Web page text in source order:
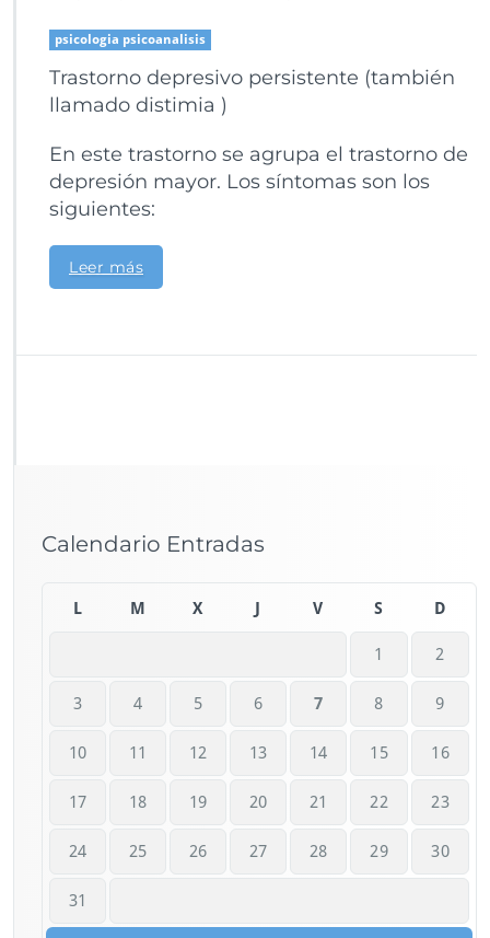
psicologia psicoanalisis
Trastorno depresivo persistente (también
llamado distimia )
En este trastorno se agrupa el trastorno de
depresión mayor. Los síntomas son los
siguientes:
Leer más
Calendario Entradas
L M X V S D
1 2
3 4 5 6 7 8 9
10 11 12 13 14 15 16
17 18 19 20 21 22 23
24 25 26 27 28 29 30
31